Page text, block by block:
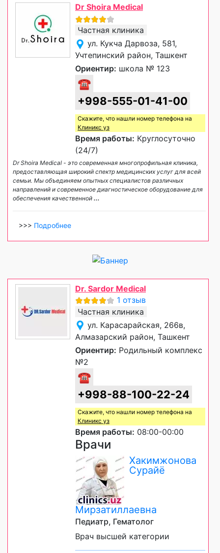
Dr Shoira Medical
Частная клиника
ул. Кукча Дарвоза, 581,
Учтепинский район, Ташкент
Ориентир: школа № 123
☎
+998-555-01-41-00
Скажите, что нашли номер телефона на
Клиникс уз
Время работы: Круглосуточно
(24/7)
Dr Shoira Medical - это современная многопрофильная клиника,
предоставляющая широкий спектр медицинских услуг для всей
семьи. Мы объединяем опытных специалистов различных
направлений и современное диагностическое оборудование для
обеспечения качественной ...
>>> Подробнее
Dr. Sardor Medical
1 отзыв
Частная клиника
ул. Карасарайская, 266в,
Алмазарский район, Ташкент
Ориентир: Родильный комплекс
№2
☎
+998-88-100-22-24
Скажите, что нашли номер телефона на
Клиникс уз
Время работы: 08:00-00:00
Врачи
Хакимжонова
Сурайё
Мирзатиллаевна
Педиатр, Гематолог
Врач высшей категории